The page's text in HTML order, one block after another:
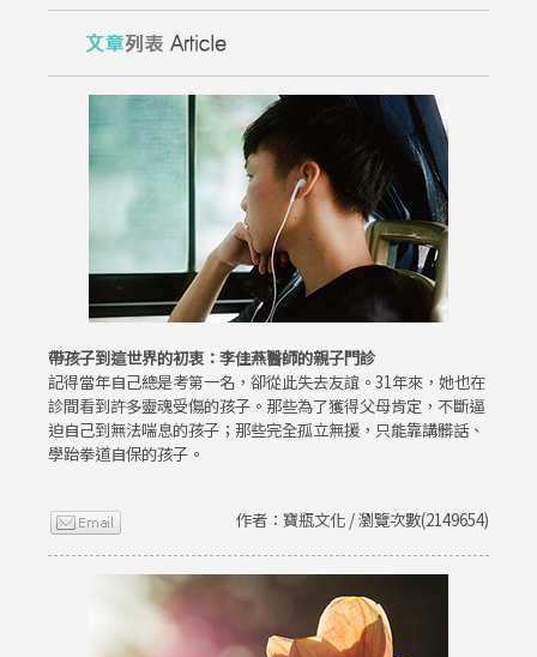
帶孩子到這世界的初衷：李佳燕醫師的親子門診
記得當年自己總是考第一名，卻從此失去友誼。31年來，她也在
診間看到許多靈魂受傷的孩子。那些為了獲得父母肯定，不斷逼
迫自己到無法喘息的孩子；那些完全孤立無援，只能靠講髒話、
學跆拳道自保的孩子。
作者：寶瓶文化 / 瀏覽次數(2149654)